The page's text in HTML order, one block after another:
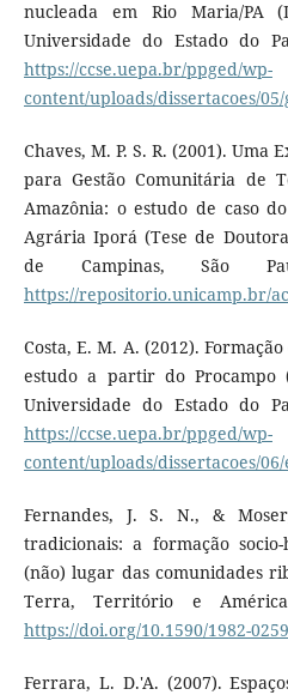
nucleada em Rio Maria/PA
Universidade do Estado do
https://ccse.uepa.br/ppged/wp-
content/uploads/dissertacoes/
Chaves, M. P. S. R. (2001). Uma
para Gestão Comunitária de
Amazônia: o estudo de caso
Agrária Iporá (Tese de
de Campinas, São
https://repositorio.unicamp.br/
Costa, E. M. A. (2012).
estudo a partir do Procampo
Universidade do Estado do
https://ccse.uepa.br/ppged/wp-
content/uploads/dissertacoes/
Fernandes, J. S. N., &
tradicionais: a formação
(não) lugar das comunidades
Terra, Território e
https://doi.org/10.1590/1982-
Ferrara, L. D.'A. (2007).